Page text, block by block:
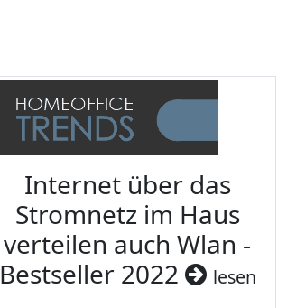
Internet über das
Stromnetz im Haus
verteilen auch Wlan -
Bestseller 2022
lesen